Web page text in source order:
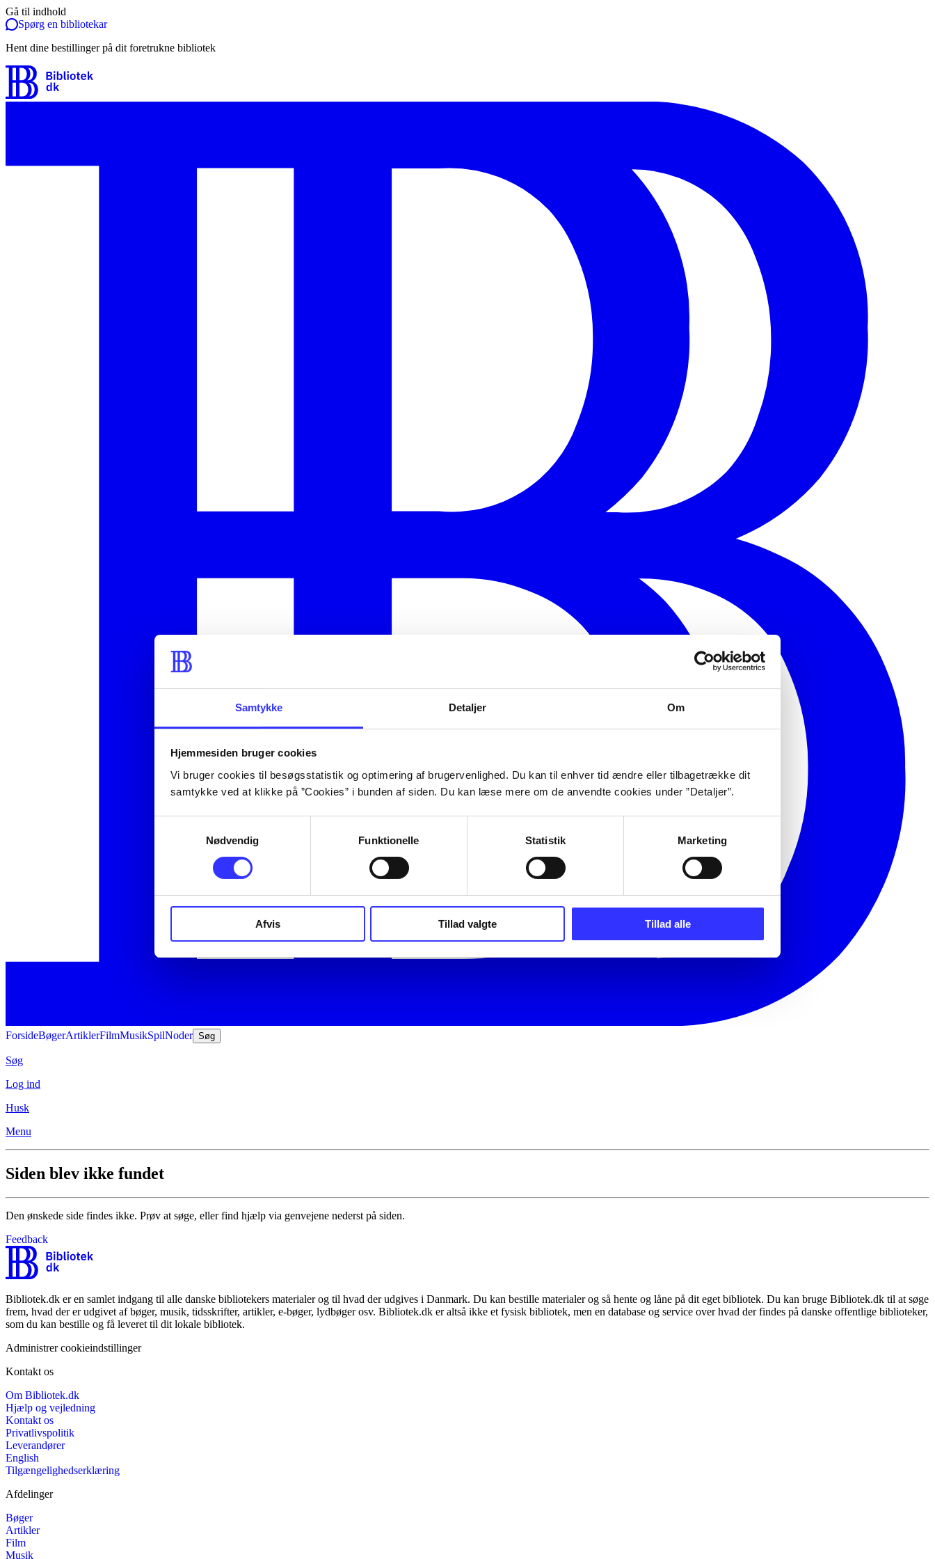
Samtykke Detaljer Om
Hjemmesiden bruger cookies
Vi bruger cookies til besøgsstatistik og optimering af brugervenlighed. Du kan til enhver tid ændre eller tilbagetrække dit
samtykke ved at klikke på ”Cookies” i bunden af siden. Du kan læse mere om de anvendte cookies under ”Detaljer”.
Nødvendig
Funktionelle Statistik Marketing
Afvis Tillad valgte Tillad alle
Gå til indhold
Spørg en bibliotekar
Hent dine bestillinger på dit foretrukne bibliotek
ForsideBøgerArtiklerFilmMusikSpilNoder Søg
Søg
Log ind
Husk
Menu
Siden blev ikke fundet
Den ønskede side findes ikke. Prøv at søge, eller find hjælp via genvejene nederst på siden.
Feedback
Bibliotek.dk er en samlet indgang til alle danske bibliotekers materialer og til hvad der udgives i Danmark. Du kan bestille materialer og så hente og låne på dit eget bibliotek. Du kan bruge Bibliotek.dk til at søge
frem, hvad der er udgivet af bøger, musik, tidsskrifter, artikler, e-bøger, lydbøger osv. Bibliotek.dk er altså ikke et fysisk bibliotek, men en database og service over hvad der findes på danske offentlige biblioteker,
som du kan bestille og få leveret til dit lokale bibliotek.
Administrer cookieindstillinger
Kontakt os
Om Bibliotek.dk
Hjælp og vejledning
Kontakt os
Privatlivspolitik
Leverandører
English
Tilgængelighedserklæring
Afdelinger
Bøger
Artikler
Film
Musik